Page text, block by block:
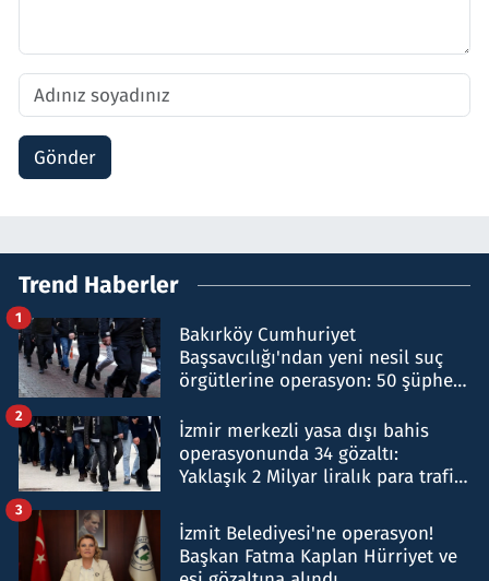
Gönder
Trend Haberler
Bakırköy Cumhuriyet
Başsavcılığı'ndan yeni nesil suç
örgütlerine operasyon: 50 şüpheli
1
İzmir merkezli yasa dışı bahis
operasyonunda 34 gözaltı:
Yaklaşık 2 Milyar liralık para trafiği
2
İzmit Belediyesi'ne operasyon!
Başkan Fatma Kaplan Hürriyet ve
3